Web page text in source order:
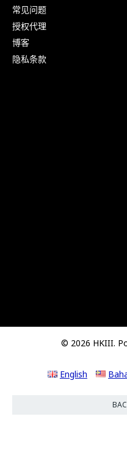
常见问题
授权代理
博客
隐私条款
© 2026 HKIII.
English